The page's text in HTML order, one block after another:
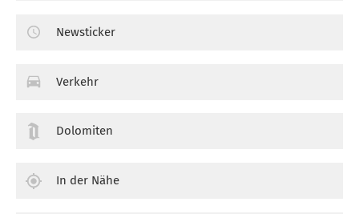
Newsticker
Verkehr
Dolomiten
In der Nähe